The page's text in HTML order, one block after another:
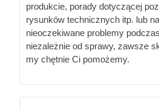
produkcie, porady dotyczącej
rysunków technicznych itp. lub
nieoczekiwane problemy
niezależnie od sprawy, zawsze
my chętnie Ci pomożemy.